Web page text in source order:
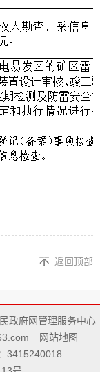
返回顶部
政府网管理服务中心
网站地图
3415240018